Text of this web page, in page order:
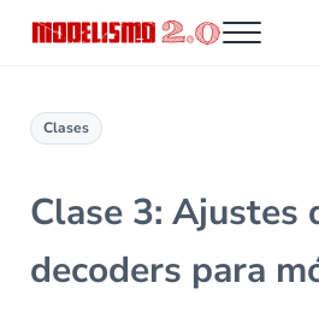
Menu
Clases
Clase 3: Ajustes
decoders para